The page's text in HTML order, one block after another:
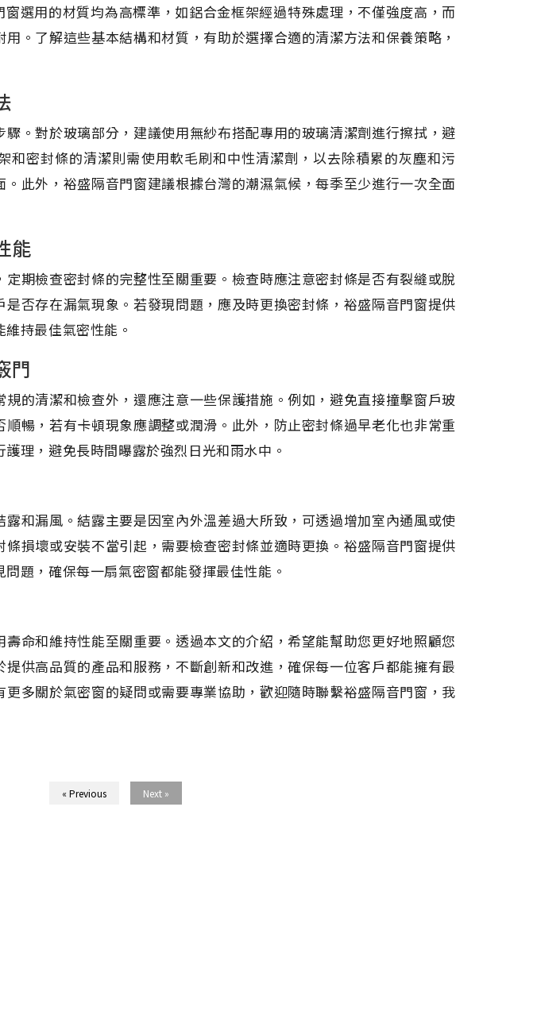
選用的材質均為高標準，如鋁合金框架經過特殊處理，不僅強度高，而
。了解這些基本結構和材質，有助於選擇合適的清潔方法和保養策略，
。對於玻璃部分，建議使用無紗布搭配專用的玻璃清潔劑進行擦拭，避
和密封條的清潔則需使用軟毛刷和中性清潔劑，以去除積累的灰塵和污
此外，裕盛隔音門窗建議根據台灣的潮濕氣候，每季至少進行一次全面
能
期檢查密封條的完整性至關重要。檢查時應注意密封條是否有裂縫或脫
否存在漏氣現象。若發現問題，應及時更換密封條，裕盛隔音門窗提供
持最佳氣密性能。
門
的清潔和檢查外，還應注意一些保護措施。例如，避免直接撞擊窗戶玻
暢，若有卡頓現象應調整或潤滑。此外，防止密封條過早老化也非常重
理，避免長時間曝露於強烈日光和雨水中。
和漏風。結露主要是因室內外溫差過大所致，可透過增加室內通風或使
損壞或安裝不當引起，需要檢查密封條並適時更換。裕盛隔音門窗提供
題，確保每一扇氣密窗都能發揮最佳性能。
命和維持性能至關重要。透過本文的介紹，希望能幫助您更好地照顧您
供高品質的產品和服務，不斷創新和改進，確保每一位客戶都能擁有最
多關於氣密窗的疑問或需要專業協助，歡迎隨時聯繫裕盛隔音門窗，我
« Previous Next »